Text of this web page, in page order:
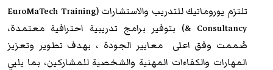
تلتزم يوروماتيك للتدريب
والاستشارات (EuroMaTech Training
& Consultancy) بتوفير برامج تدريبية احترافية معتمدة،
صُممت وفق اعلى معايير الجودة ، بهدف تطوير وتعزيز
المهارات والكفاءات المهنية والشخصية للمشاركين، بما يلبي